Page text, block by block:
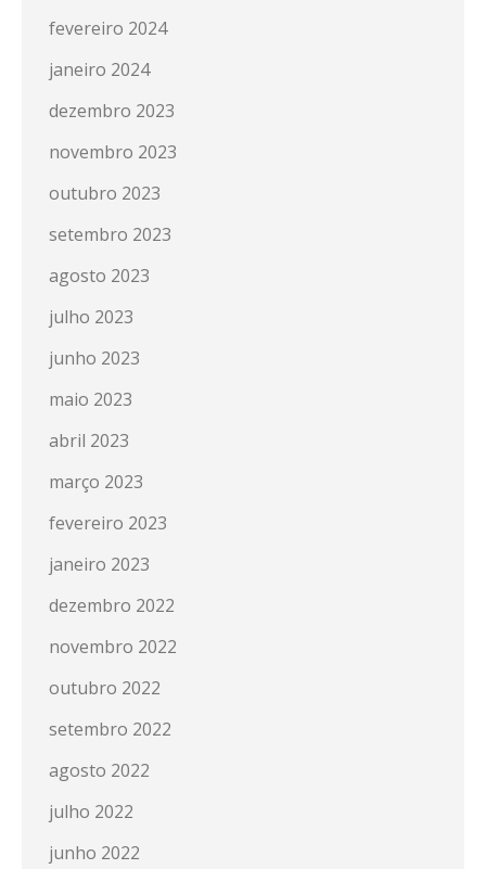
fevereiro 2024
janeiro 2024
dezembro 2023
novembro 2023
outubro 2023
setembro 2023
agosto 2023
julho 2023
junho 2023
maio 2023
abril 2023
março 2023
fevereiro 2023
janeiro 2023
dezembro 2022
novembro 2022
outubro 2022
setembro 2022
agosto 2022
julho 2022
junho 2022